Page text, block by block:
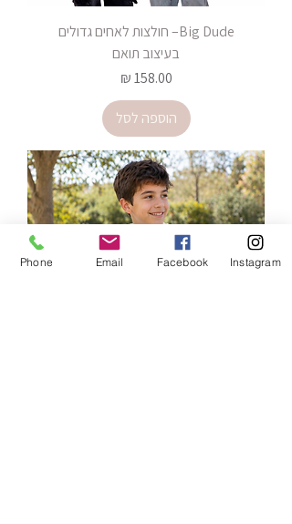
Big Dude– חולצות לאחים גדולים
בעיצוב תואם
מחיר
הוספה לסל
Phone Email Facebook Instagram